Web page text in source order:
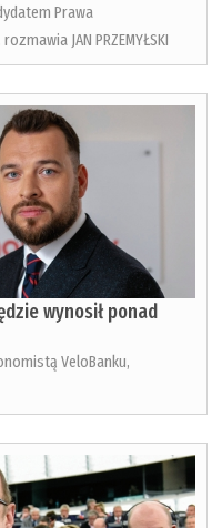
Prawa
JAN PRZEMYŁSKI
wynosił ponad
VeloBanku,